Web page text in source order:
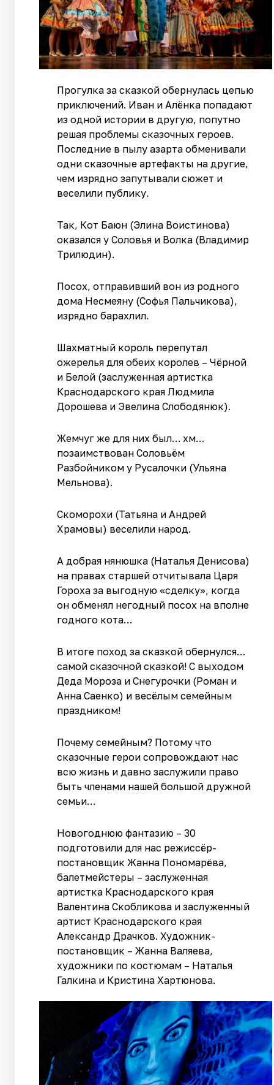
Прогулка за сказкой обернулась цепью
приключений. Иван и Алёнка попадают
из одной истории в другую, попутно
решая проблемы сказочных героев.
Последние в пылу азарта обменивали
одни сказочные артефакты на другие,
чем изрядно запутывали сюжет и
веселили публику.
Так, Кот Баюн (Элина Воистинова)
оказался у Соловья и Волка (Владимир
Трилюдин).
Посох, отправивший вон из родного
дома Несмеяну (Софья Пальчикова),
изрядно барахлил.
Шахматный король перепутал
ожерелья для обеих королев – Чёрной
и Белой (заслуженная артистка
Краснодарского края Людмила
Дорошева и Эвелина Слободянюк).
Жемчуг же для них был… хм…
позаимствован Соловьём
Разбойником у Русалочки (Ульяна
Мельнова).
Скоморохи (Татьяна и Андрей
Храмовы) веселили народ.
А добрая нянюшка (Наталья Денисова)
на правах старшей отчитывала Царя
Гороха за выгодную «сделку», когда
он обменял негодный посох на вполне
годного кота…
В итоге поход за сказкой обернулся…
самой сказочной сказкой! С выходом
Деда Мороза и Снегурочки (Роман и
Анна Саенко) и весёлым семейным
праздником!
Почему семейным? Потому что
сказочные герои сопровождают нас
всю жизнь и давно заслужили право
быть членами нашей большой дружной
семьи…
Новогоднюю фантазию – 30
подготовили для нас режиссёр-
постановщик Жанна Пономарёва,
балетмейстеры – заслуженная
артистка Краснодарского края
Валентина Скобликова и заслуженный
артист Краснодарского края
Александр Драчков. Художник-
постановщик – Жанна Валяева,
художники по костюмам – Наталья
Галкина и Кристина Хартюнова.